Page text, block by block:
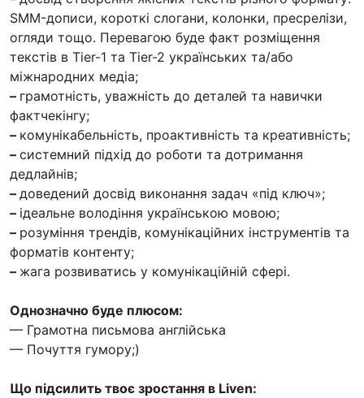
SMM-дописи, короткі слогани, колонки, пресрелізи,
огляди тощо. Перевагою буде факт розміщення
текстів в Tier-1 та Tier-2 українських та/або
міжнародних медіа;
– грамотність, уважність до деталей та навички
фактчекінгу;
– комунікабельність, проактивність та креативність;
– системний підхід до роботи та дотримання
дедлайнів;
– доведений досвід виконання задач «під ключ»;
– ідеальне володіння українською мовою;
– розуміння трендів, комунікаційних інструментів та
форматів контенту;
– жага розвиватись у комунікаційній сфері.
Однозначно буде плюсом:
— Грамотна письмова англійська
— Почуття гумору;)
Що підсилить твоє зростання в Liven: